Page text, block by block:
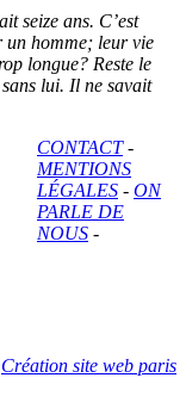
seize ans. C’est
un homme; leur vie
longue? Reste le
lui. Il ne savait
CONTACT-
MENTIONS
LÉGALES - ON
PARLE DE
NOUS -
Création site web paris